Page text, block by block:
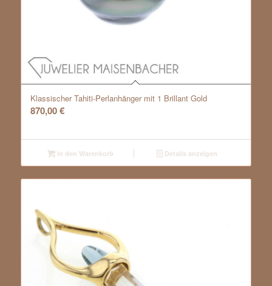
Klassischer Tahiti-Perlanhänger mit 1 Brillant Gold
870,00€
In den Warenkorb Details anzeigen